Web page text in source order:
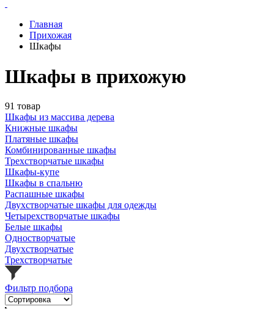
Главная
Прихожая
Шкафы
Шкафы в прихожую
91 товар
Шкафы из массива дерева
Книжные шкафы
Платяные шкафы
Комбинированные шкафы
Трехстворчатые шкафы
Шкафы-купе
Шкафы в спальню
Распашные шкафы
Двухстворчатые шкафы для одежды
Четырехстворчатые шкафы
Белые шкафы
Одностворчатые
Двухстворчатые
Трехстворчатые
Фильтр подбора